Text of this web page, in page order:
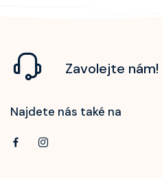
Zavolejte nám!
Najdete nás také na